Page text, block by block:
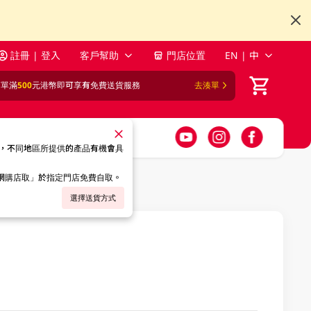
註冊 | 登入 客戶幫助 門店位置 EN | 中
滿500元港幣即可享有免費送貨服務 去湊單
不同地區所提供的產品有機會具
店取」於指定門店免費自取。
選擇送貨方式